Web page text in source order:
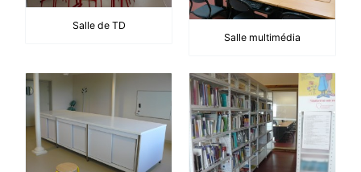
Salle de TD
Salle multimédia